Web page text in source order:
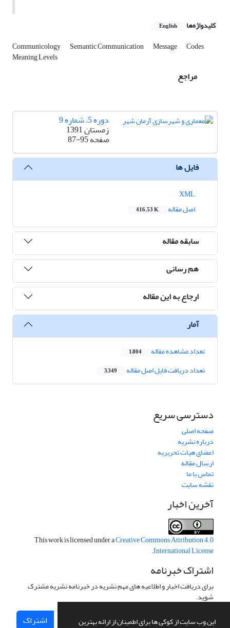
این وب سایت از کوکی ها برای اطمینان از ارائه بهترین
کلیدواژه‌ها English
Communicology Semantic Communication Message Codes
Meaning Levels
مراجع
دوره 5، شماره 9
زمستان 1391
صفحه87-95
فایل ها
اصل مقاله
416.53 K
سابقه مقاله
هم رسانی
ارجاع به این مقاله
آمار
تعداد مشاهده مقاله 1,804
تعداد دریافت فایل اصل مقاله 3,349
دسترسی سریع
صفحه اصلی
درباره نشریه
اعضای هیات تحریریه
ارسال مقاله
تماس با ما
نقشه سایت
آخرین اخبار
This work is licensed under aCreative Commons Attribution 4.0
International License
.
اشتراک خبرنامه
برای دریافت اخبار و اطلاعیه های مهم نشریه در خبرنامه نشریه مشترک
شوید.
اشتراک